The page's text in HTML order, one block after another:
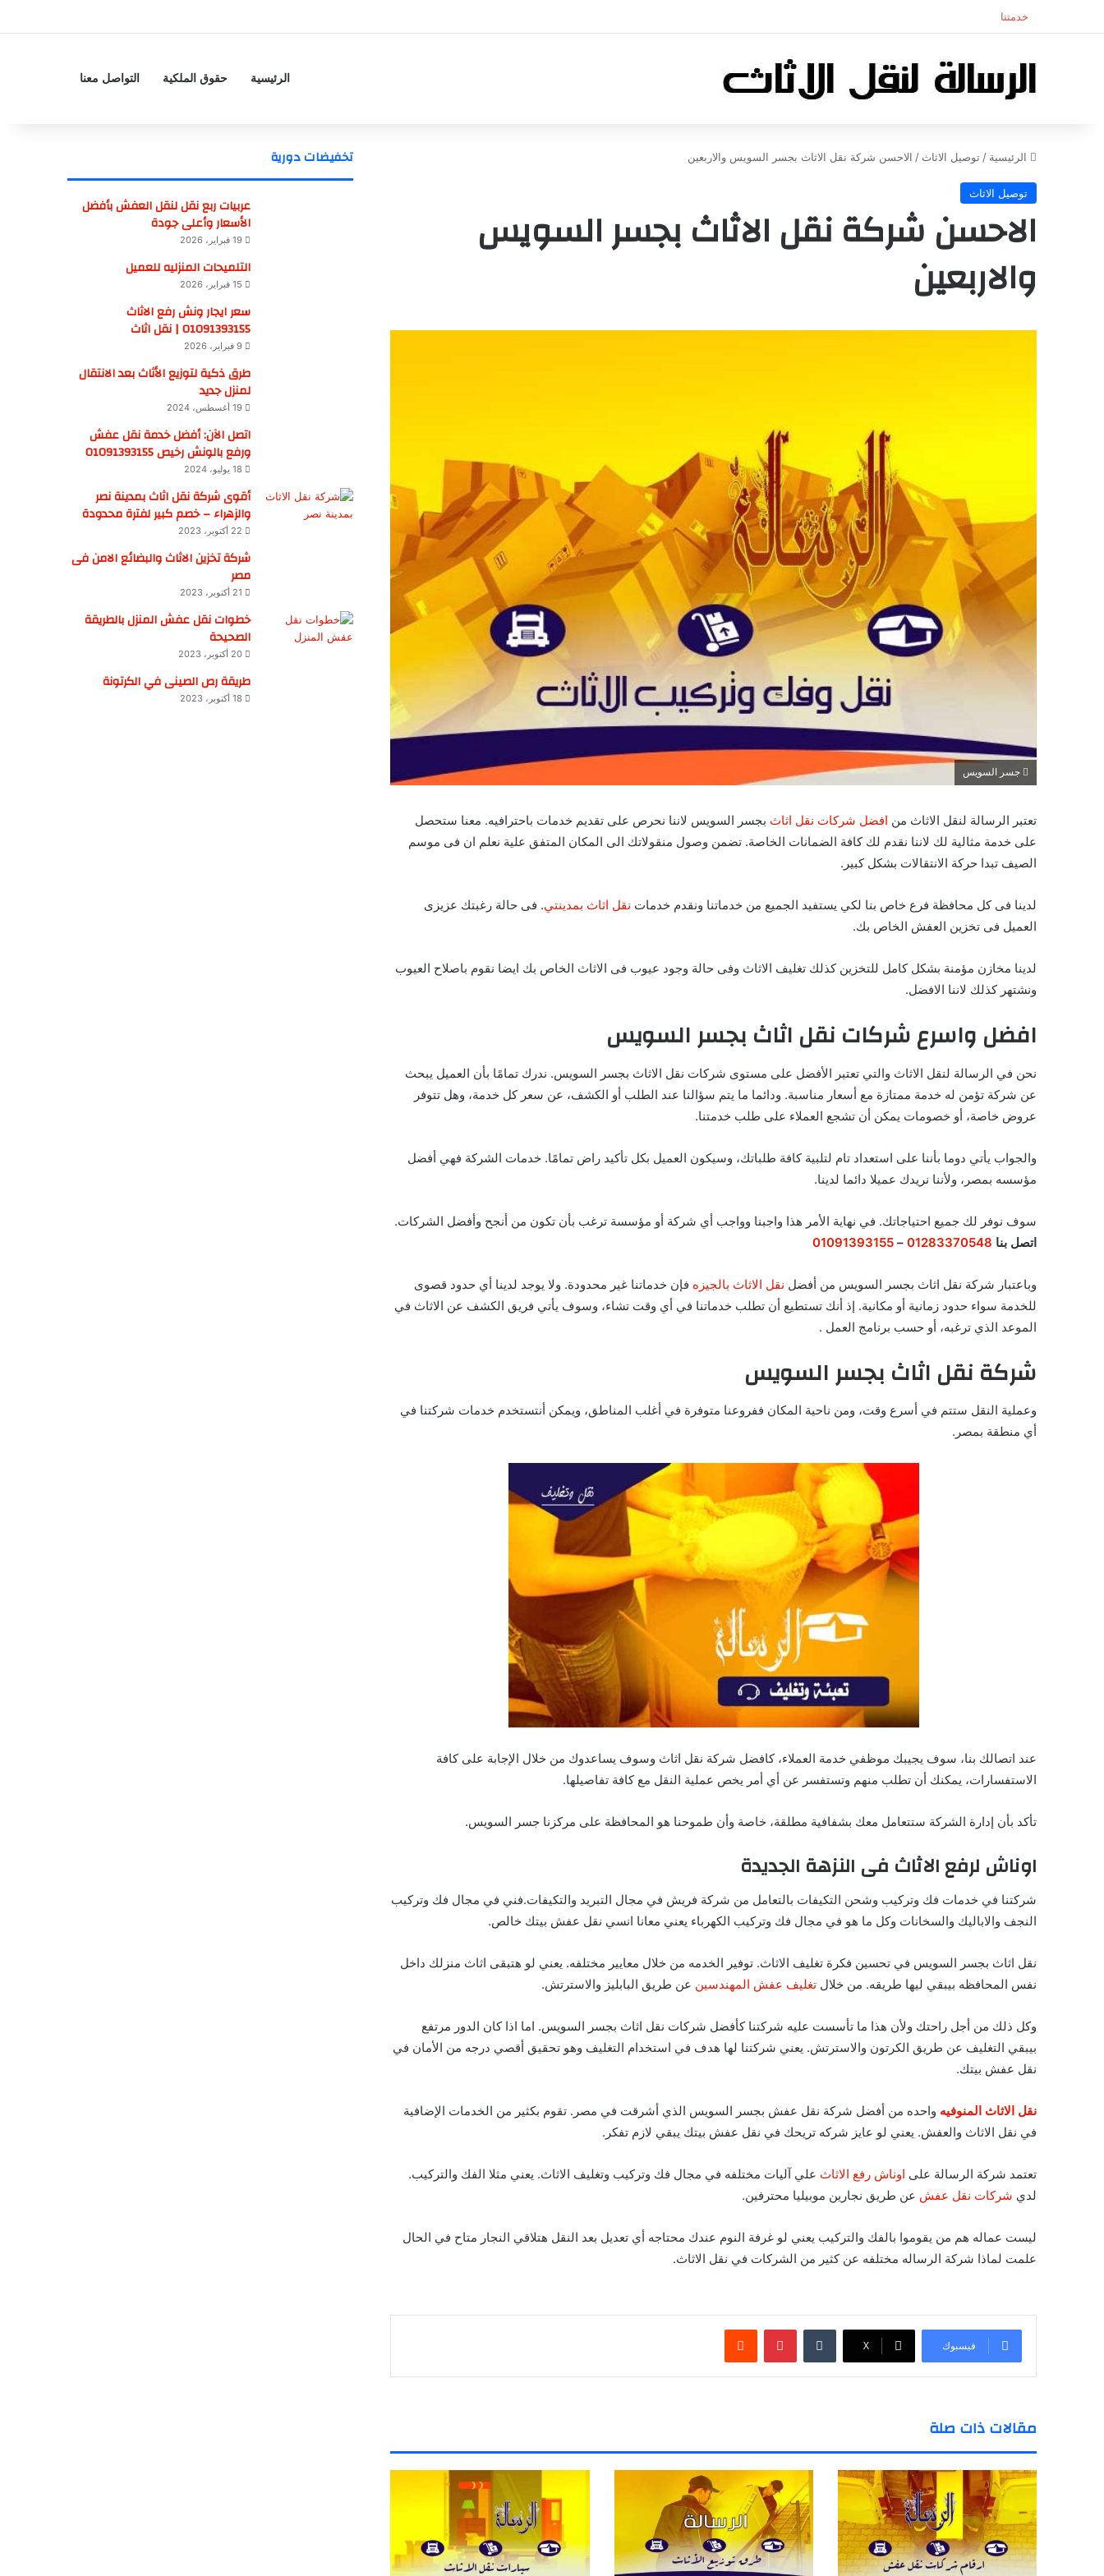
خدمتنا
الرئيسية حقوق الملكية التواصل معنا
الرئيسية / توصيل الاثاث / الاحسن شركة نقل الاثاث بجسر السويس والاربعين
توصيل الاثاث
الاحسن شركة نقل الاثاث بجسر السويس
والاربعين
جسر السويس
تعتبر الرسالة لنقل الاثاث من افضل شركات نقل اثاث بجسر السويس لاننا نحرص على تقديم خدمات باحترافيه. معنا ستحصل
على خدمة مثالية لك لاننا نقدم لك كافة الضمانات الخاصة. تضمن وصول منقولاتك الى المكان المتفق علية نعلم ان فى موسم
الصيف تبدا حركة الانتقالات بشكل كبير.
لدينا فى كل محافظة فرع خاص بنا لكي يستفيد الجميع من خدماتنا ونقدم خدمات نقل اثاث بمدينتي. فى حالة رغبتك عزيزى
العميل فى تخزين العفش الخاص بك.
لدينا مخازن مؤمنة بشكل كامل للتخزين كذلك تغليف الاثاث وفى حالة وجود عيوب فى الاثاث الخاص بك ايضا نقوم باصلاح العيوب
ونشتهر كذلك لاننا الافضل.
افضل واسرع شركات نقل اثاث بجسر السويس
نحن في الرسالة لنقل الاثاث والتي تعتبر الأفضل على مستوى شركات نقل الاثاث بجسر السويس. ندرك تمامًا بأن العميل يبحث
عن شركة تؤمن له خدمة ممتازة مع أسعار مناسبة. ودائما ما يتم سؤالنا عند الطلب أو الكشف، عن سعر كل خدمة، وهل تتوفر
عروض خاصة، أو خصومات يمكن أن تشجع العملاء على طلب خدمتنا.
والجواب يأتي دوما بأننا على استعداد تام لتلبية كافة طلباتك، وسيكون العميل بكل تأكيد راض تمامًا. خدمات الشركة فهي أفضل
مؤسسه بمصر، ولأننا نريدك عميلا دائما لدينا.
سوف نوفر لك جميع احتياجاتك. في نهاية الأمر هذا واجبنا وواجب أي شركة أو مؤسسة ترغب بأن تكون من أنجح وأفضل الشركات.
اتصل بنا 01283370548
–
01091393155
وباعتبار شركة نقل اثاث بجسر السويس من أفضل نقل الاثاث بالجيزه فإن خدماتنا غير محدودة. ولا يوجد لدينا أي حدود قصوى
للخدمة سواء حدود زمانية أو مكانية. إذ أنك تستطيع أن تطلب خدماتنا في أي وقت تشاء، وسوف يأتي فريق الكشف عن الاثاث في
الموعد الذي ترغبه، أو حسب برنامج العمل .
شركة نقل اثاث بجسر السويس
وعملية النقل ستتم في أسرع وقت، ومن ناحية المكان ففروعنا متوفرة في أغلب المناطق، ويمكن أنتستخدم خدمات شركتنا في
أي منطقة بمصر.
عند اتصالك بنا، سوف يجيبك موظفي خدمة العملاء، كافضل شركة نقل اثاث وسوف يساعدوك من خلال الإجابة على كافة
الاستفسارات، يمكنك أن تطلب منهم وتستفسر عن أي أمر يخص عملية النقل مع كافة تفاصيلها.
تأكد بأن إدارة الشركة ستتعامل معك بشفافية مطلقة، خاصة وأن طموحنا هو المحافظة على مركزنا جسر السويس.
اوناش لرفع الاثاث فى النزهة الجديدة
شركتنا في خدمات فك وتركيب وشحن التكيفات بالتعامل من شركة فريش في مجال التبريد والتكيفات.فني في مجال فك وتركيب
النجف والاباليك والسخانات وكل ما هو في مجال فك وتركيب الكهرباء يعني معانا انسي نقل عفش بيتك خالص.
نقل اثاث بجسر السويس في تحسين فكرة تغليف الاثاث. توفير الخدمه من خلال معايير مختلفه. يعني لو هتبقى اثاث منزلك داخل
نفس المحافظه بيبقي ليها طريقه. من خلالتغليف عفش المهندسين عن طريق البابليز والاسترتش.
وكل ذلك من أجل راحتك ولأن هذا ما تأسست عليه شركتنا كأفضل شركات نقل اثاث بجسر السويس. اما اذا كان الدور مرتفع
بيبقي التغليف عن طريق الكرتون والاسترتش. يعني شركتنا لها هدف في استخدام التغليف وهو تحقيق أقصي درجه من الأمان في
نقل عفش بيتك.
نقل الاثاث المنوفيه واحده من أفضل شركة نقل عفش بجسر السويس الذي أشرقت في مصر. تقوم بكثير من الخدمات الإضافية
في نقل الاثاث والعفش. يعني لو عايز شركه تريحك في نقل عفش بيتك يبقي لازم تفكر.
تعتمد شركة الرسالة على اوناش رفع الاثاث علي آليات مختلفه في مجال فك وتركيب وتغليف الاثاث. يعني مثلا الفك والتركيب.
لدي شركات نقل عفش عن طريق نجارين موبيليا محترفين.
ليست عماله هم من يقوموا بالفك والتركيب يعني لو غرفة النوم عندك محتاجه أي تعديل بعد النقل هتلاقي النجار متاح في الحال
علمت لماذا شركة الرساله مختلفه عن كثير من الشركات في نقل الاثاث.
فيسبوك ‫X
بينتيريست
مقالات ذات صلة
تخفيضات دورية
عربيات ربع نقل لنقل العفش بأفضل
الأسعار وأعلى جودة
19 فبراير، 2026
التلميحات المنزليه للعميل
15 فبراير، 2026
سعر ايجار ونش رفع الاثاث
01091393155 | نقل اثاث
9 فبراير، 2026
طرق ذكية لتوزيع الأثاث بعد الانتقال
لمنزل جديد
19 أغسطس، 2024
اتصل الآن: أفضل خدمة نقل عفش
ورفع بالونش رخيص 01091393155
18 يوليو، 2024
أقوى شركة نقل اثاث بمدينة نصر
والزهراء – خصم كبير لفترة محدودة
22 أكتوبر، 2023
شركة تخزين الاثاث والبضائع الامن فى
مصر
21 أكتوبر، 2023
خطوات نقل عفش المنزل بالطريقة
الصحيحة
20 أكتوبر، 2023
طريقة رص الصينى في الكرتونة
18 أكتوبر، 2023